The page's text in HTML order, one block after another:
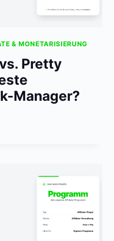
& MONETARISIERUNG
Pretty
Manager?